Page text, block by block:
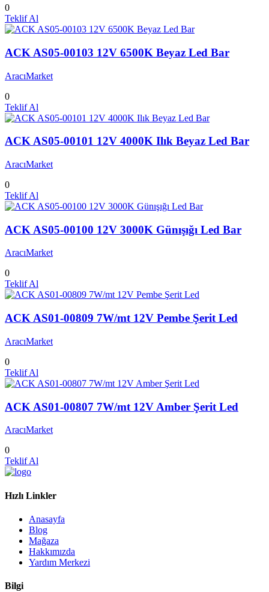
0
Teklif Al
ACK AS05-00103 12V 6500K Beyaz Led Bar
AracıMarket
0
Teklif Al
ACK AS05-00101 12V 4000K Ilık Beyaz Led Bar
AracıMarket
0
Teklif Al
ACK AS05-00100 12V 3000K Günışığı Led Bar
AracıMarket
0
Teklif Al
ACK AS01-00809 7W/mt 12V Pembe Şerit Led
AracıMarket
0
Teklif Al
ACK AS01-00807 7W/mt 12V Amber Şerit Led
AracıMarket
0
Teklif Al
Hızlı Linkler
Anasayfa
Blog
Mağaza
Hakkımızda
Yardım Merkezi
Bilgi